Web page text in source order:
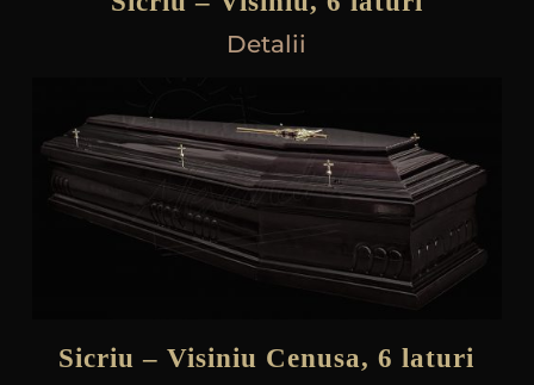
Detalii
Sicriu – Visiniu Cenusa, 6 laturi